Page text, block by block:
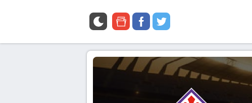
twitter
facebook
google